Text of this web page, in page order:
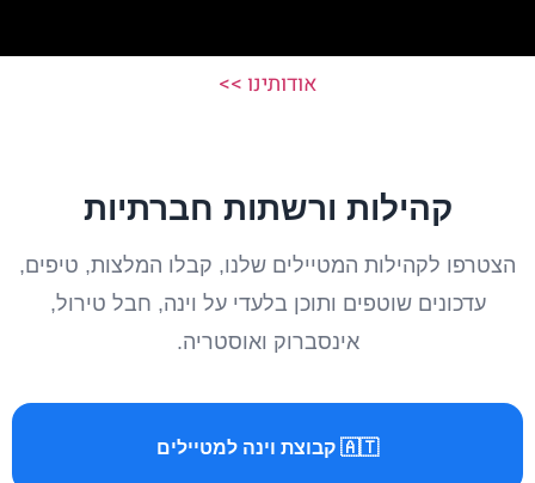
אודותינו >>
קהילות ורשתות חברתיות
הצטרפו לקהילות המטיילים שלנו, קבלו המלצות, טיפים,
עדכונים שוטפים ותוכן בלעדי על וינה, חבל טירול,
אינסברוק ואוסטריה.
🇦🇹 קבוצת וינה למטיילים